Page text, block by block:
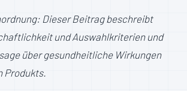
Dieser Beitrag beschreibt
und Auswahlkriterien und
über gesundheitliche Wirkungen
Produkts.